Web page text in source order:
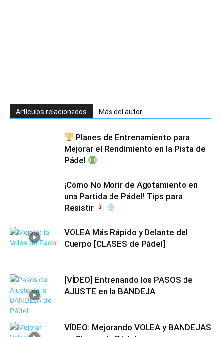
Artículos relacionados Más del autor
Planes de Entrenamiento para
Mejorar el Rendimiento en la Pista de
Pádel
¡Cómo No Morir de Agotamiento en
una Partida de Pádel! Tips para
Resistir
VOLEA Más Rápido y Delante del
Cuerpo [CLASES de Pádel]
[VÍDEO] Entrenando los PASOS de
AJUSTE en la BANDEJA
VÍDEO: Mejorando VOLEA y BANDEJAS